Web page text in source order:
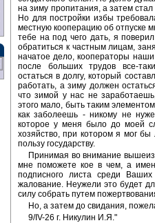
на зиму пропитания, а затем стал
Но для постройки избы
местную кооперацию об отпуске
тебе на под чего дать, я
обратиться к частным лицам,
начатое дело, кооператоры
после больших трудов все-
остаться в долгу, который
работать, а зиму должен
что зимой у нас не
этого мало, быть таким
как заболеешь - никому не
которое у меня было до моей
хозяйство, при котором я мог
пользу государству.
Принимая во внимание
мне поможете кое в чем, а
подписного листа среди
жалование. Неужели это будет
силу собрать путем
Но, а затем до свидания,
9/IV-26 г. Никулин И.Я."